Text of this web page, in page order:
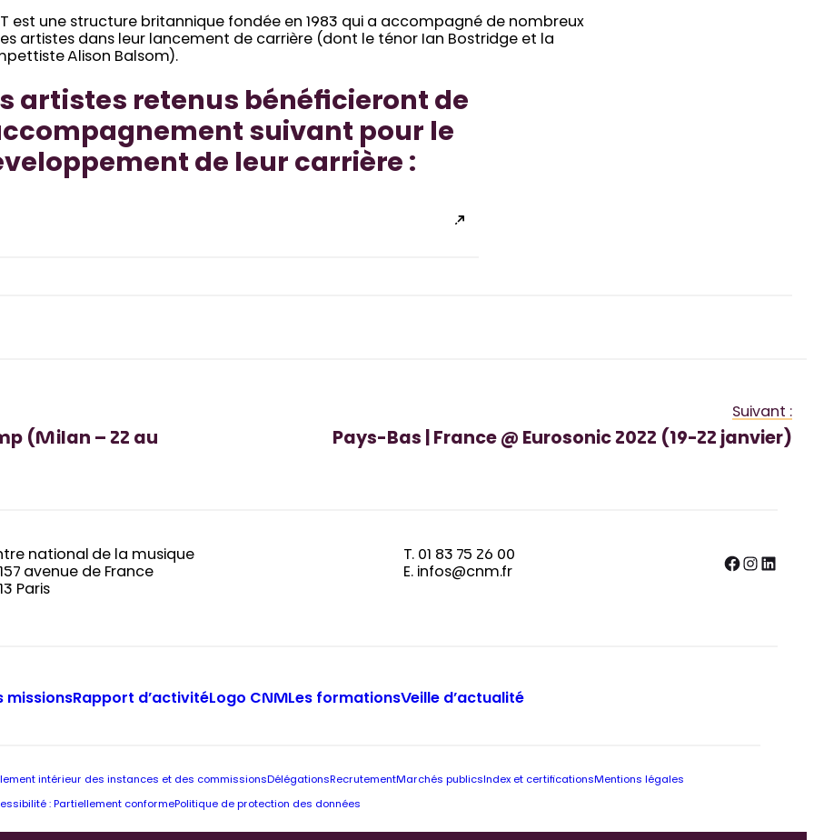
est une structure britannique fondée en 1983 qui a accompagné de nombreux
artistes dans leur lancement de carrière (dont le ténor Ian Bostridge et la
Alison Balsom).
artistes retenus bénéficieront de
suivant pour le
de leur carrière :
(Milan – 22 au
Suivant :
Pays-Bas | France @ Eurosonic 2022 (19-22 janvier)
national de la musique
157 avenue de France
Paris
T. 01 83 75 26 00
E. infos@cnm.fr
Facebook InstagramLinkedIn
missionsRapport d’activitéLogo CNMLes formationsVeille d’actualité
intérieur des instances et des commissions Délégations RecrutementMarchés publics Index et certifications Mentions légales
: Partiellement conformePolitique de protection des données